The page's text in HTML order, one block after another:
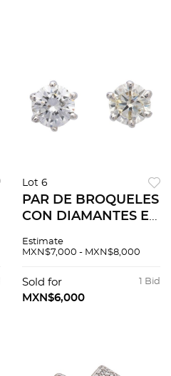
Lot 6
PAR DE BROQUELES
CON DIAMANTES EN
14K. 2 Diamantes
ct Claridad: I2-I3
Color: K-L
Estimate
MXN$7,000 - MXN$8,000
1 Bid
Sold for
MXN$6,000